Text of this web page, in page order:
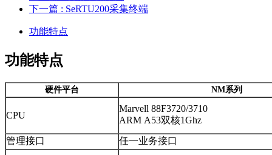
下一篇 : SeRTU200采集终端
功能特点
功能特点
硬件平台 NM系列
CPU
Marvell 88F3720/3710
ARM A53双核1Ghz
管理接口
任一业务接口